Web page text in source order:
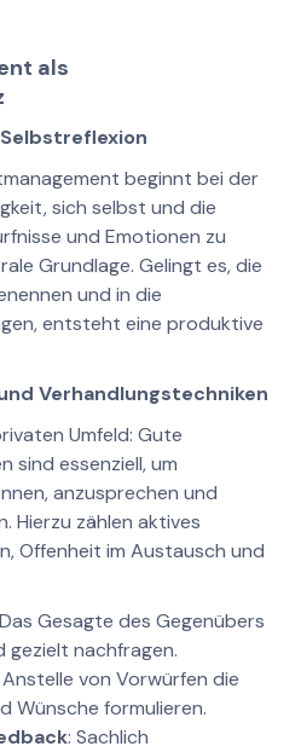
als
beginnt bei der
sich selbst und die
und Emotionen zu
Grundlage. Gelingt es, die
und in die
entsteht eine produktive
Verhandlungstechniken
Umfeld: Gute
sind essenziell, um
anzusprechen und
Hierzu zählen aktives
Offenheit im Austausch und
Gesagte des Gegenübers
gezielt nachfragen.
Anstelle von Vorwürfen die
Wünsche formulieren.
: Sachlich